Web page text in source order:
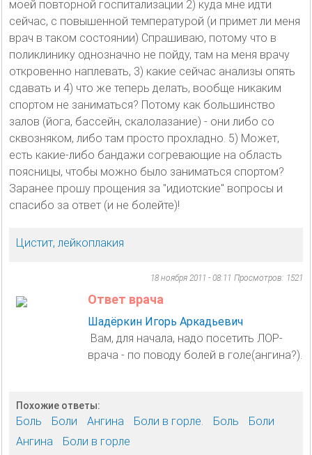
моей повторной госпитализации 2) куда мне идти
сейчас, с повышенной температурой (и примет ли меня
врач в таком состоянии) Спрашиваю, потому что в
поликлинику однозначно не пойду, там на меня врачу
откровенно наплевать, 3) какие сейчас анализы опять
сдавать и 4) что же теперь делать, вообще никаким
спортом не заниматься? Потому как большинство
залов (йога, бассейн, скалолазание) - они либо со
сквозняком, либо там просто прохладно. 5) Может,
есть какие-либо бандажи согревающие на область
поясницы, чтобы можно было заниматься спортом?
Заранее прошу прощения за "идиотские" вопросы и
спасибо за ответ (и не болейте)!
Цистит, лейкоплакия
18 ноября 2011 - 08:11 Просмотров: 1521
Ответ врача
Шадёркин Игорь Аркадьевич
Вам, для начала, надо посетить ЛОР-
врача - по поводу болей в голе(ангина?).
Похожие ответы:
Боль Боли Ангина Боли в горле. Боль
Боли
Ангина
Боли в горле